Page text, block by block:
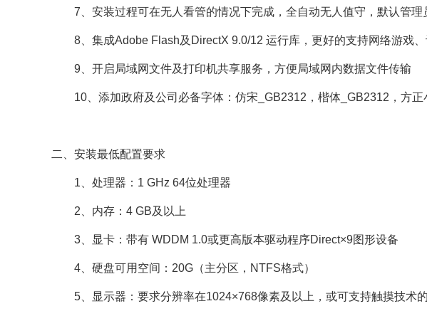
7、安装过程可在无人看管的情况下完成，全自动无人值守，默认管理
8、集成Adobe Flash及DirectX 9.0/12 运行库，更好的支持网络游戏、
9、开启局域网文件及打印机共享服务，方便局域网内数据文件传输
10、添加政府及公司必备字体：仿宋_GB2312，楷体_GB2312，方正
二、安装最低配置要求
1、处理器：1 GHz 64位处理器
2、内存：4 GB及以上
3、显卡：带有 WDDM 1.0或更高版本驱动程序Direct×9图形设备
4、硬盘可用空间：20G（主分区，NTFS格式）
5、显示器：要求分辨率在1024×768像素及以上，或可支持触摸技术的